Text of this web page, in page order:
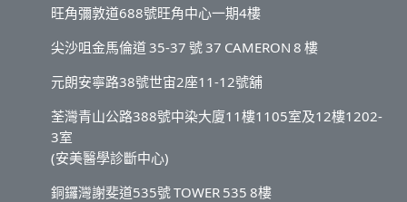
旺角彌敦道688號旺角中心一期4樓
尖沙咀金馬倫道 35-37 號 37 CAMERON 8 樓
元朗安寧路38號世宙2座11-12號舖
荃灣青山公路388號中染大廈11樓1105室及12樓1202-
3室
(安美醫學診斷中心)
銅鑼灣謝斐道535號 TOWER 535 8樓